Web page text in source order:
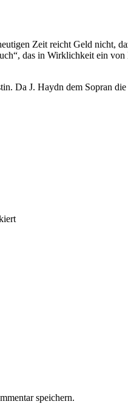
Zeit reicht Geld nicht,
das in Wirklichkeit ein
Da J. Haydn dem Sopran
speichern.